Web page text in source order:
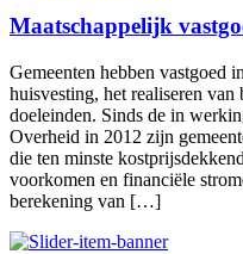
Maatschappelijk
Gemeenten hebben vastgoed
huisvesting, het realiseren van
doeleinden. Sinds de in
Overheid in 2012 zijn
die ten minste
voorkomen en financiële
berekening van […]